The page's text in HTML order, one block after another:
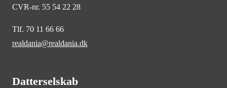
CVR-nr. 55 54 22 28
Tlf. 70 11 66 66
realdania@realdania.dk
Datterselskab